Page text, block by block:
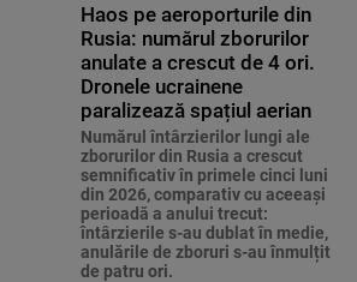
Haos pe aeroporturile din
Rusia: numărul zborurilor
anulate a crescut de 4 ori.
Dronele ucrainene
paralizează spațiul aerian
Numărul întârzierilor lungi ale
zborurilor din Rusia a crescut
semnificativ în primele cinci luni
din 2026, comparativ cu aceeași
perioadă a anului trecut:
întârzierile s-au dublat în medie,
anulările de zboruri s-au înmulțit
de patru ori.